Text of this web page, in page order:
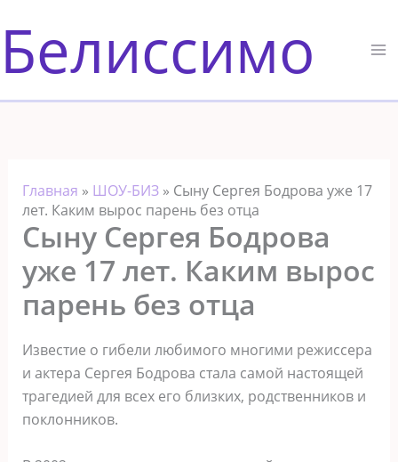
к
содержимому
Белиссимо
Главная » ШОУ-БИЗ» Сыну Сергея Бодрова уже 17
лет. Каким вырос парень без отца
Сыну Сергея Бодрова
уже 17 лет. Каким вырос
парень без отца
Известие о гибели любимого многими режиссера
и актера Сергея Бодрова стала самой настоящей
трагедией для всех его близких, родственников и
поклонников.